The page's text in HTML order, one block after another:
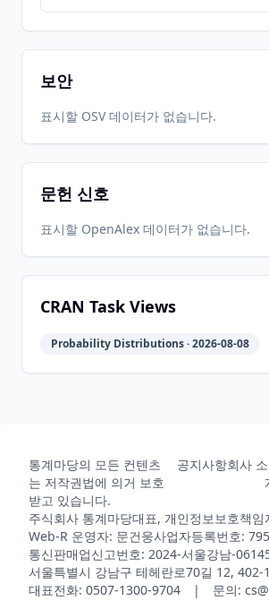
보안
표시할 OSV 데이터가 없습니다.
문헌 신호
표시할 OpenAlex 데이터가 없습니다.
CRAN Task Views
Probability Distributions · 2026-08-08
통계마당의 모든 컨텐츠
는 저작권법에 의거 보호
받고 있습니다.
공지사항회사
주식회사 통계마당대표, 개인정보보호책임
Web-R 운영자: 문건웅사업자등록번호:
통신판매업신고번호: 2024-서울강남-
서울특별시 강남구 테헤란로70길 12, 402-
대표전화: 0507-1300-9704 | 문의: